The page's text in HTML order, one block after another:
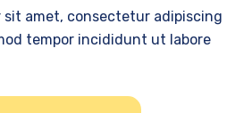
sit amet, consectetur adipiscing
tempor incididunt ut labore